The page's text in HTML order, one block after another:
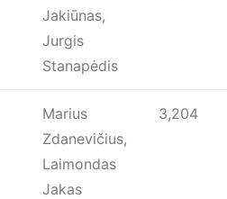
Jakiūnas,
Jurgis
Stanapėdis
Marius
Zdanevičius,
Laimondas
Jakas
3,204